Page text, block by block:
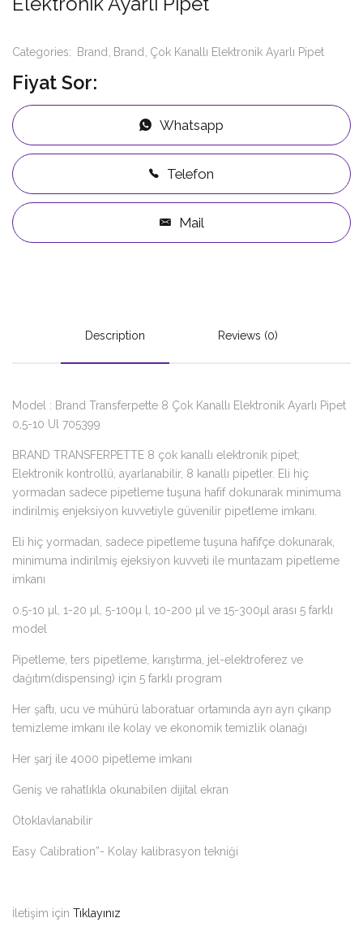
Categories: Brand Brand Çok Kanallı Elektronik Ayarlı Pipet
Fiyat Sor:
Whatsapp
Telefon
Mail
Description Reviews (0)
Model : Brand Transferpette 8 Çok Kanallı Elektronik Ayarlı Pipet
0,5-10 Ul 705399
BRAND TRANSFERPETTE 8 çok kanallı elektronik pipet;
Elektronik kontrollü, ayarlanabilir, 8 kanallı pipetler. Eli hiç
yormadan sadece pipetleme tuşuna hafif dokunarak minimuma
indirilmiş enjeksiyon kuvvetiyle güvenilir pipetleme imkanı.
Eli hiç yormadan, sadece pipetleme tuşuna hafifçe dokunarak,
minimuma indirilmiş ejeksiyon kuvveti ile muntazam pipetleme
imkanı
0.5-10 µl, 1-20 µl, 5-100µ l, 10-200 µl ve 15-300µl arası 5 farklı
model
Pipetleme, ters pipetleme, karıştırma, jel-elektroferez ve
dağıtım(dispensing) için 5 farklı program
Her şaftı, ucu ve mühürü laboratuar ortamında ayrı ayrı çıkarıp
temizleme imkanı ile kolay ve ekonomik temizlik olanağı
Her şarj ile 4000 pipetleme imkanı
Geniş ve rahatlıkla okunabilen dijital ekran
Otoklavlanabilir
Easy Calibration”- Kolay kalibrasyon tekniği
İletişim için Tıklayınız